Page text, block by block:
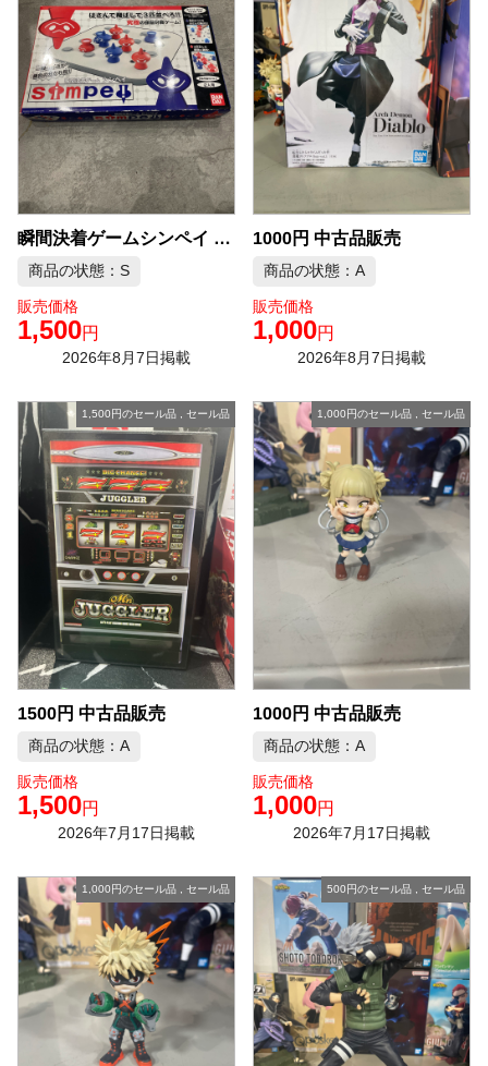
瞬間決着ゲームシンペイ ボードゲーム 中古品販売
商品の状態：S
販売価格
1,500円
2026年8月7日掲載
1000円 中古品販売
商品の状態：A
販売価格
1,000円
2026年8月7日掲載
1,500円のセール品, セール品
1500円 中古品販売
商品の状態：A
販売価格
1,500円
2026年7月17日掲載
1,000円のセール品 セール品
1000円 中古品販売
商品の状態：A
販売価格
1,000円
2026年7月17日掲載
1,000円のセール品, セール品 500円のセール品 セール品